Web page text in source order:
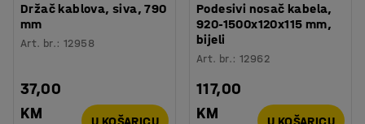
Držač kablova, siva, 790
mm
Art. br.:12958
37,00
KM
U KOŠARICU
Podesivi nosač kabela,
920-1500x120x115 mm,
bijeli
Art. br.:12962
117,00
KM
U KOŠARICU